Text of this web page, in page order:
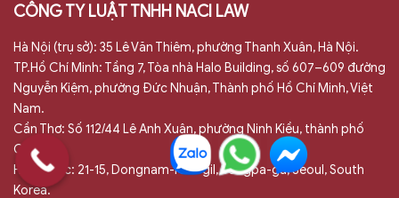
CÔNG TY LUẬT TNHH NACI LAW
Hà Nội (trụ sở): 35 Lê Văn Thiêm, phường Thanh Xuân, Hà Nội.
TP.Hồ Chí Minh: Tầng 7, Tòa nhà Halo Building, số 607–609 đường
Nguyễn Kiệm, phường Đức Nhuận, Thành phố Hồ Chí Minh, Việt
Nam.
Cần Thơ: Số 112/44 Lê Anh Xuân, phường Ninh Kiều, thành phố
Cần Thơ.
Hàn Quốc: 21-15, Dongnam-ro 9-gil, Songpa-gu, Seoul, South
Korea.